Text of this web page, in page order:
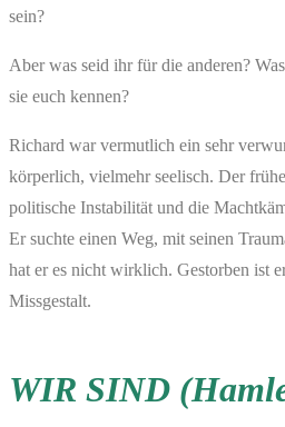
sein?
Aber was seid ihr für die anderen?
sie euch kennen?
Richard war vermutlich ein sehr
körperlich, vielmehr seelisch. Der
politische Instabilität und die
Er suchte einen Weg, mit seinen
hat er es nicht wirklich. Gestorben ist
Missgestalt.
WIR SIND